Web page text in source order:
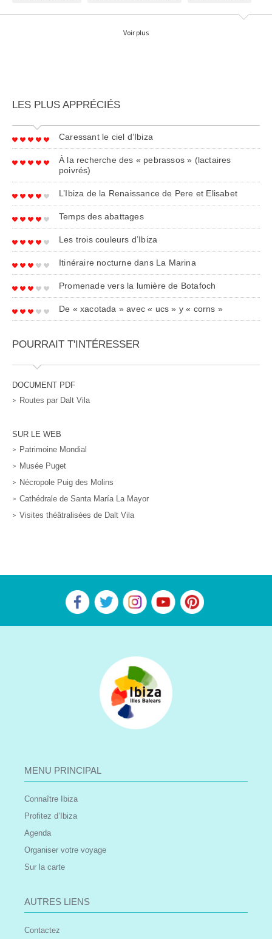
necrópolis Puig des molins @fr UNESCO @fr
Voir plus
LES PLUS APPRÉCIÉS
Caressant le ciel d’Ibiza
À la recherche des « pebrassos » (lactaires
poivrés)
L’Ibiza de la Renaissance de Pere et Elisabet
Temps des abattages
Les trois couleurs d’Ibiza
Itinéraire nocturne dans La Marina
Promenade vers la lumière de Botafoch
De « xacotada » avec « ucs » y « corns »
POURRAIT T'INTÉRESSER
DOCUMENT PDF
Routes par Dalt Vila
SUR LE WEB
Patrimoine Mondial
Musée Puget
Nécropole Puig des Molins
Cathédrale de Santa María La Mayor
Visites théâtralisées de Dalt Vila
MENU PRINCIPAL
Connaître Ibiza
Profitez d’Ibiza
Agenda
Organiser votre voyage
Sur la carte
AUTRES LIENS
Contactez